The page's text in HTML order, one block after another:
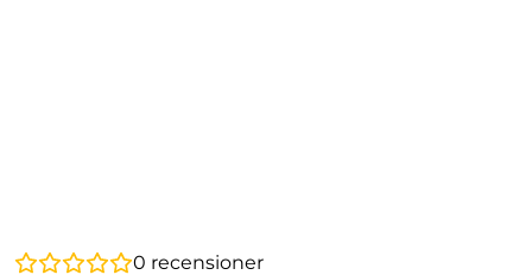
0 recensioner